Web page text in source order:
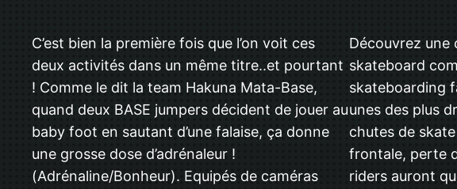
C’est bien la première fois que l’on voit ces
deux activités dans un même titre..et pourtant
! Comme le dit la team Hakuna Mata-Base,
quand deux BASE jumpers décident de jouer au
baby foot en sautant d’une falaise, ça donne
une grosse dose d’adrénaleur !
(Adrénaline/Bonheur). Equipés de caméras
Découvrez une
skateboard
skateboarding
unes des plus
chutes de skate
frontale, perte
riders auront